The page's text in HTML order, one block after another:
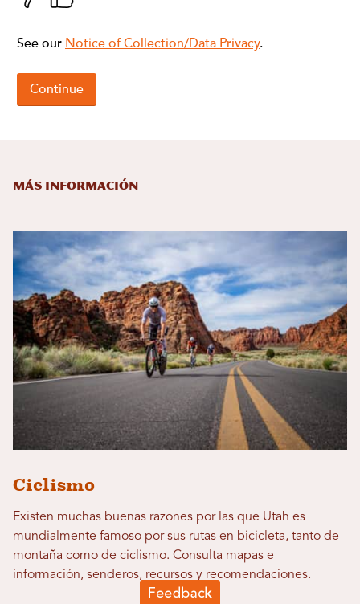
Más información
Ciclismo
Existen muchas buenas razones por las que Utah es
mundialmente famoso por sus rutas en bicicleta, tanto de
montaña como de ciclismo. Consulta mapas e
información, senderos, recursos y recomendaciones.